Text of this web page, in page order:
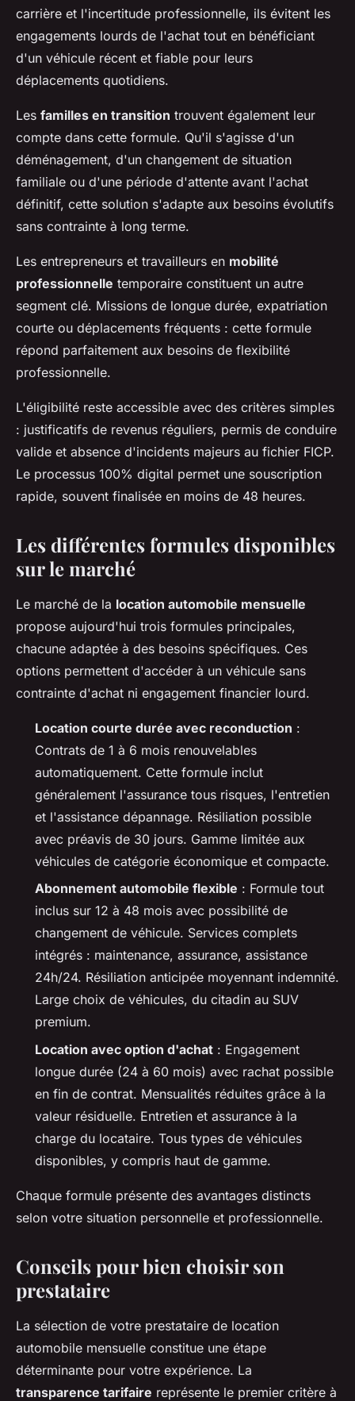
carrière et l'incertitude professionnelle, ils évitent les
engagements lourds de l'achat tout en bénéficiant
d'un véhicule récent et fiable pour leurs
déplacements quotidiens.
Les familles en transition trouvent également leur
compte dans cette formule. Qu'il s'agisse d'un
déménagement, d'un changement de situation
familiale ou d'une période d'attente avant l'achat
définitif, cette solution s'adapte aux besoins évolutifs
sans contrainte à long terme.
Les entrepreneurs et travailleurs en mobilité
professionnelle temporaire constituent un autre
segment clé. Missions de longue durée, expatriation
courte ou déplacements fréquents : cette formule
répond parfaitement aux besoins de flexibilité
professionnelle.
L'éligibilité reste accessible avec des critères simples
: justificatifs de revenus réguliers, permis de conduire
valide et absence d'incidents majeurs au fichier FICP.
Le processus 100% digital permet une souscription
rapide, souvent finalisée en moins de 48 heures.
Les différentes formules disponibles
sur le marché
Le marché de la location automobile mensuelle
propose aujourd'hui trois formules principales,
chacune adaptée à des besoins spécifiques. Ces
options permettent d'accéder à un véhicule sans
contrainte d'achat ni engagement financier lourd.
Location courte durée avec reconduction :
Contrats de 1 à 6 mois renouvelables
automatiquement. Cette formule inclut
généralement l'assurance tous risques, l'entretien
et l'assistance dépannage. Résiliation possible
avec préavis de 30 jours. Gamme limitée aux
véhicules de catégorie économique et compacte.
Abonnement automobile flexible : Formule tout
inclus sur 12 à 48 mois avec possibilité de
changement de véhicule. Services complets
intégrés : maintenance, assurance, assistance
24h/24. Résiliation anticipée moyennant indemnité.
Large choix de véhicules, du citadin au SUV
premium.
Location avec option d'achat : Engagement
longue durée (24 à 60 mois) avec rachat possible
en fin de contrat. Mensualités réduites grâce à la
valeur résiduelle. Entretien et assurance à la
charge du locataire. Tous types de véhicules
disponibles, y compris haut de gamme.
Chaque formule présente des avantages distincts
selon votre situation personnelle et professionnelle.
Conseils pour bien choisir son
prestataire
La sélection de votre prestataire de location
automobile mensuelle constitue une étape
déterminante pour votre expérience. La
transparence tarifaire représente le premier critère à